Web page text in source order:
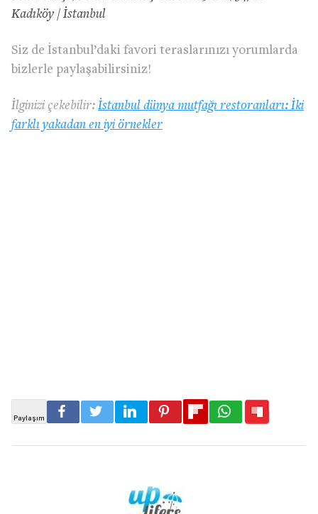
Kadıköy / İstanbul
Siz de İstanbul’daki favori teraslarınızı yorumlarda
bizlerle paylaşabilirsiniz!
İlginizi çekebilir: İstanbul dünya mutfağı restoranları: İki
farklı yakadan en iyi örnekler